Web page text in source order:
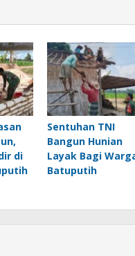
di
Sentuhan TNI
Bangun Hunian
Layak Bagi
Batuputih